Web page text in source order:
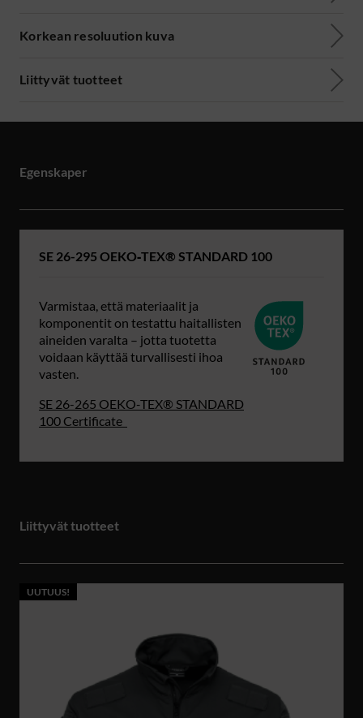
Korkean resoluution kuva
Liittyvät tuotteet
Egenskaper
SE 26-295 OEKO‑TEX® STANDARD 100
Varmistaa, että materiaalit ja
komponentit on testattu haitallisten
aineiden varalta – jotta tuotetta
voidaan käyttää turvallisesti ihoa
vasten.
SE 26-265 OEKO‑TEX® STANDARD
100 Certificate
Liittyvät tuotteet
UUTUUS!